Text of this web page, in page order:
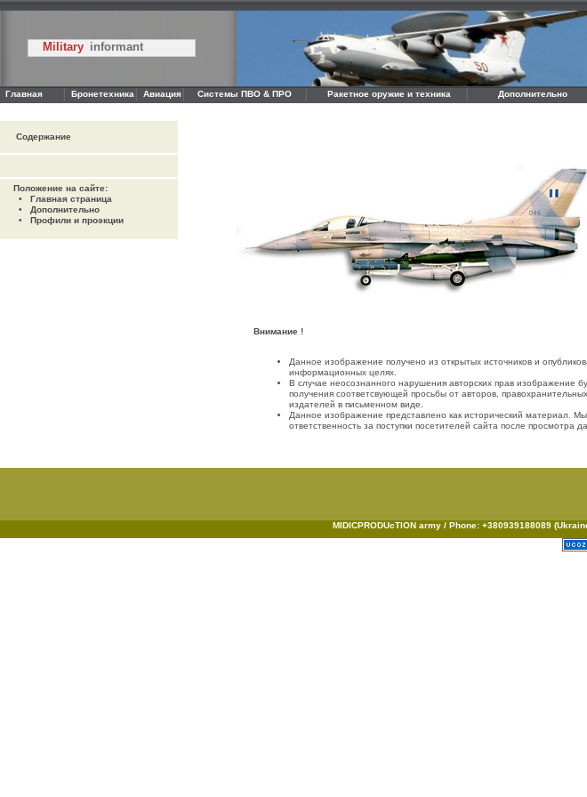
Military informant
Главная Бронетехника Авиация Системы ПВО & ПРО Ракетное оружие и техника Дополнительно
Содержание
Положение на сайте:
• Главная страница
• Дополнительно
• Профили и проэкции
Внимание !
Данное изображение получено из открытых источников и
информационных целях.
В случае неосознанного нарушения авторских прав изображение
получения соответсвующей просьбы от авторов,
издателей в письменном виде.
Данное изображение представлено как исторический материал.
ответственность за поступки посетителей сайта после просмотра
MIDICPRODUcTION army / Phone: +380939188089